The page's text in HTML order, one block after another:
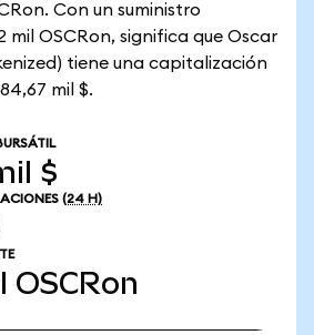
Con un suministro
mil OSCRon, significa que Oscar
tiene una capitalización
mil $.
$
(24 H)
OSCRon